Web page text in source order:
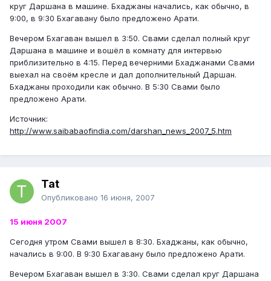
круг Даршана в машине. Бхаджаны начались, как обычно, в
9:00, в 9:30 Бхагавану было предложено Арати.
Вечером Бхагаван вышел в 3:50. Свами сделал полный круг
Даршана в машине и вошёл в комнату для интервью
приблизительно в 4:15. Перед вечерними Бхаджанами Свами
выехал на своём кресле и дал дополнительный Даршан.
Бхаджаны проходили как обычно. В 5:30 Свами было
предложено Арати.
Источник:
http://www.saibabaofindia.com/darshan_news_2007_5.htm
Tat
Опубликовано 16 июня, 2007
15 июня 2007
Сегодня утром Свами вышел в 8:30. Бхаджаны, как обычно,
начались в 9:00. В 9:30 Бхагавану было предложено Арати.
Вечером Бхагаван вышел в 3:30. Свами сделал круг Даршана